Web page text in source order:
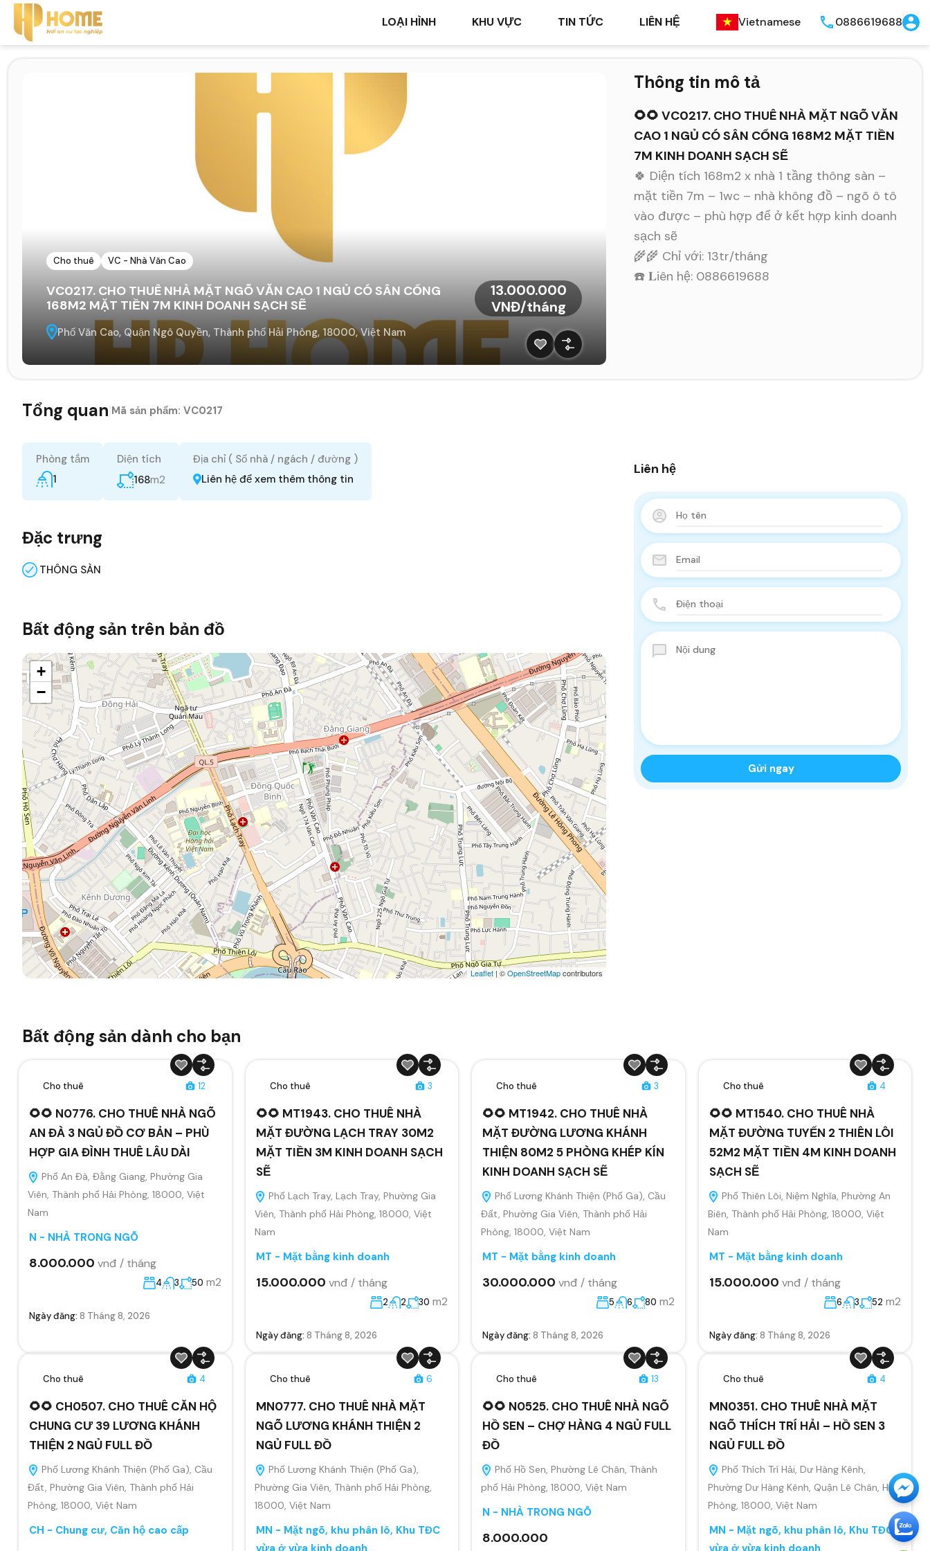
LOẠI HÌNH KHU VỰC TIN TỨC LIÊN HỆ Vietnamese 0886619688
Cho thuê VC - Nhà Văn Cao
VC0217. CHO THUÊ NHÀ MẶT NGÕ VĂN CAO 1 NGỦ CÓ SÂN CỔNG
168M2 MẶT TIỀN 7M KINH DOANH SẠCH SẼ
13.000.000
VNĐ/tháng
Phố Văn Cao, Quận Ngô Quyền, Thành phố Hải Phòng, 18000, Việt Nam
Thông tin mô tả
🌻🌻 VC0217. CHO THUÊ NHÀ MẶT NGÕ VĂN
CAO 1 NGỦ CÓ SÂN CỔNG 168M2 MẶT TIỀN
7M KINH DOANH SẠCH SẼ
🍀 Diện tích 168m2 x nhà 1 tầng thông sàn –
mặt tiền 7m – 1wc – nhà không đồ – ngõ ô tô
vào được – phù hợp để ở kết hợp kinh doanh
sạch sẽ
🌾🌾 Chỉ với: 13tr/tháng
☎️ 𝐋iên hệ: 0886619688
Tổng quan Mã sản phẩm: VC0217
Phòng tắm
1
Diện tích
168m2
Địa chỉ ( Số nhà / ngách / đường )
Liên hệ để xem thêm thông tin
Đặc trưng
THÔNG SÀN
Bất động sản trên bản đồ
+
−
Leaflet | ©OpenStreetMapcontributors
Liên hệ
Bất động sản dành cho bạn
Cho thuê 12
🌻🌻 N0776. CHO THUÊ NHÀ NGÕ
AN ĐÀ 3 NGỦ ĐỒ CƠ BẢN – PHÙ
HỢP GIA ĐÌNH THUÊ LÂU DÀI
Phố An Đà, Đằng Giang, Phường Gia
Viên, Thành phố Hải Phòng, 18000, Việt
Nam
N - NHÀ TRONG NGÕ
8.000.000 vnđ / tháng
4 3 50 m2
Ngày đăng: 8 Tháng 8, 2026
Cho thuê 3
🌻🌻 MT1943. CHO THUÊ NHÀ
MẶT ĐƯỜNG LẠCH TRAY 30M2
MẶT TIỀN 3M KINH DOANH SẠCH
SẼ
Phố Lạch Tray, Lạch Tray, Phường Gia
Viên, Thành phố Hải Phòng, 18000, Việt
Nam
MT - Mặt bằng kinh doanh
15.000.000 vnđ / tháng
2 2 30 m2
Ngày đăng: 8 Tháng 8, 2026
Cho thuê 3
🌻🌻 MT1942. CHO THUÊ NHÀ
MẶT ĐƯỜNG LƯƠNG KHÁNH
THIỆN 80M2 5 PHÒNG KHÉP KÍN
KINH DOANH SẠCH SẼ
Phố Lương Khánh Thiện (Phố Ga), Cầu
Đất, Phường Gia Viên, Thành phố Hải
Phòng, 18000, Việt Nam
MT - Mặt bằng kinh doanh
30.000.000 vnđ / tháng
5 6 80 m2
Ngày đăng: 8 Tháng 8, 2026
Cho thuê 4
🌻🌻 MT1540. CHO THUÊ NHÀ
MẶT ĐƯỜNG TUYẾN 2 THIÊN LÔI
52M2 MẶT TIỀN 4M KINH DOANH
SẠCH SẼ
Phố Thiên Lôi, Niệm Nghĩa, Phường An
Biên, Thành phố Hải Phòng, 18000, Việt
Nam
MT - Mặt bằng kinh doanh
15.000.000 vnđ / tháng
6 3 52 m2
Ngày đăng: 8 Tháng 8, 2026
Cho thuê 4
🌻🌻 CH0507. CHO THUÊ CĂN HỘ
CHUNG CƯ 39 LƯƠNG KHÁNH
THIỆN 2 NGỦ FULL ĐỒ
Phố Lương Khánh Thiện (Phố Ga), Cầu
Đất, Phường Gia Viên, Thành phố Hải
Phòng, 18000, Việt Nam
CH - Chung cư, Căn hộ cao cấp
Cho thuê 6
MN0777. CHO THUÊ NHÀ MẶT
NGÕ LƯƠNG KHÁNH THIỆN 2
NGỦ FULL ĐỒ
Phố Lương Khánh Thiện (Phố Ga),
Phường Gia Viên, Thành phố Hải Phòng,
18000, Việt Nam
MN - Mặt ngõ, khu phân lô, Khu TĐC
vừa ở vừa kinh doanh
Cho thuê 13
🌻🌻 N0525. CHO THUÊ NHÀ NGÕ
HỒ SEN – CHỢ HÀNG 4 NGỦ FULL
ĐỒ
Phố Hồ Sen, Phường Lê Chân, Thành
phố Hải Phòng, 18000, Việt Nam
N - NHÀ TRONG NGÕ
8.000.000
Cho thuê 4
MN0351. CHO THUÊ NHÀ MẶT
NGÕ THÍCH TRÍ HẢI – HỒ SEN 3
NGỦ FULL ĐỒ
Phố Thích Trí Hải, Dư Hàng Kênh,
Phường Dư Hàng Kênh, Quận Lê Chân, Hải
Phòng, 18000, Việt Nam
MN - Mặt ngõ, khu phân lô, Khu TĐC
vừa ở vừa kinh doanh